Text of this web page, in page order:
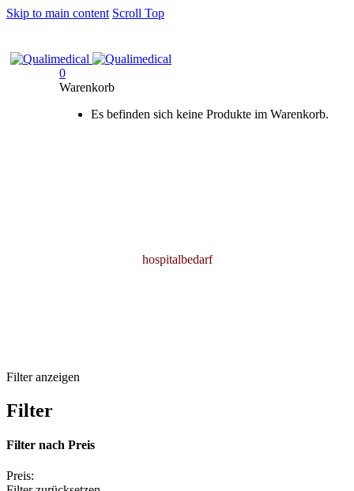
Skip to main content Scroll Top
0
Warenkorb
Es befinden sich keine Produkte im Warenkorb.
hospitalbedarf
Filter anzeigen
Filter
Filter nach Preis
Preis: